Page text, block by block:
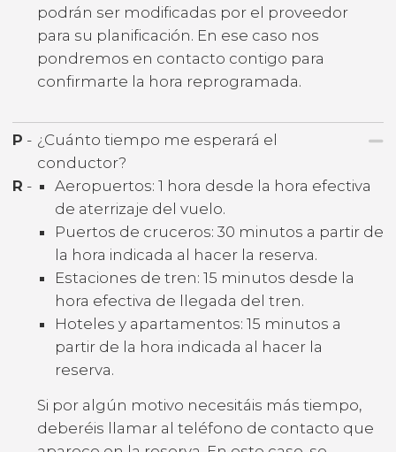
podrán ser modificadas por el proveedor
para su planificación. En ese caso nos
pondremos en contacto contigo para
confirmarte la hora reprogramada.
P - ¿Cuánto tiempo me esperará el
conductor?
R -
Aeropuertos: 1 hora desde la hora efectiva
de aterrizaje del vuelo.
Puertos de cruceros: 30 minutos a partir de
la hora indicada al hacer la reserva.
Estaciones de tren: 15 minutos desde la
hora efectiva de llegada del tren.
Hoteles y apartamentos: 15 minutos a
partir de la hora indicada al hacer la
reserva.
Si por algún motivo necesitáis más tiempo,
deberéis llamar al teléfono de contacto que